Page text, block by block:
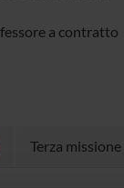
a contratto
Terza missione